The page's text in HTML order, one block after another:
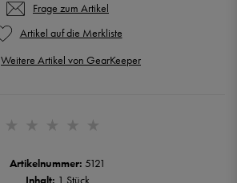
Artikelnummer: 5121
Inhalt: 1 Stück
Frage zum Artikel
Weitere Artikel von GearKeeper